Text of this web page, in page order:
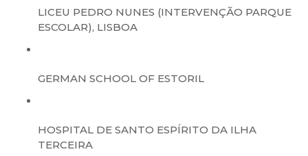
LICEU PEDRO NUNES (INTERVENÇÃO PARQUE
ESCOLAR), LISBOA
GERMAN SCHOOL OF ESTORIL
HOSPITAL DE SANTO ESPÍRITO DA ILHA
TERCEIRA